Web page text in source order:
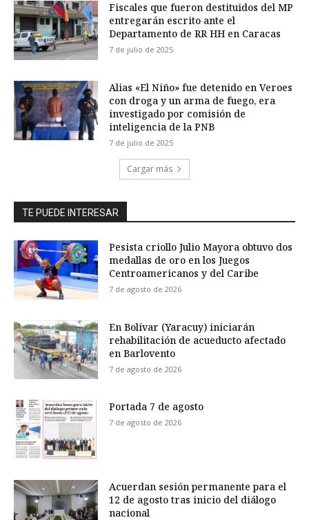
Fiscales que fueron destituidos del MP
entregarán escrito ante el
Departamento de RR HH en Caracas
7 de julio de 2025
Alias «El Niño» fue detenido en Veroes
con droga y un arma de fuego, era
investigado por comisión de
inteligencia de la PNB
7 de julio de 2025
Cargar más
TE PUEDE INTERESAR
Pesista criollo Julio Mayora obtuvo dos
medallas de oro en los Juegos
Centroamericanos y del Caribe
7 de agosto de 2026
En Bolívar (Yaracuy) iniciarán
rehabilitación de acueducto afectado
en Barlovento
7 de agosto de 2026
Portada 7 de agosto
7 de agosto de 2026
Acuerdan sesión permanente para el
12 de agosto tras inicio del diálogo
nacional